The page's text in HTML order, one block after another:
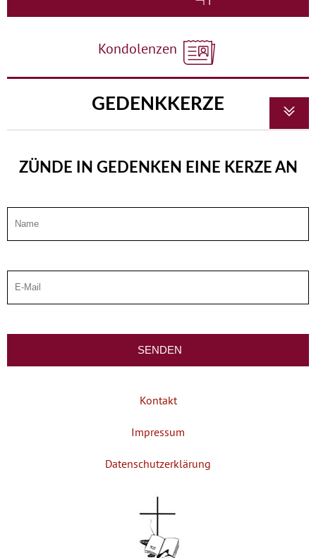
Kondolenzen
GEDENKKERZE
ZÜNDE IN GEDENKEN EINE KERZE AN
Kontakt
Impressum
Datenschutzerklärung